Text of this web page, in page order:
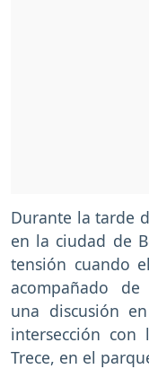
Durante la tarde
en la ciudad de
tensión cuando
acompañado
una discusión
intersección con
Trece, en el